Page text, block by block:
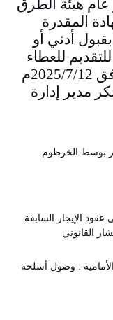
عام هيئة الطرق
المياه. 7/ شهادة المقدرة
بقبول أدني أو
موعد للتقديم للعطاء
وفتح الصندوق يوم السبت الموافق 2025/7/12م
مدير إدارة
بوسط الخرطوم
الإيجار السابقة
القانوني
: وصول أسلحة